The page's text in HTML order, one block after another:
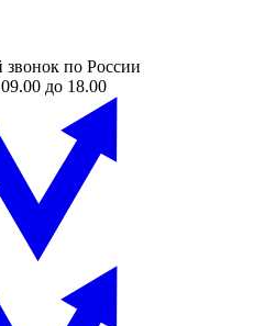
звонок по России
до 18.00